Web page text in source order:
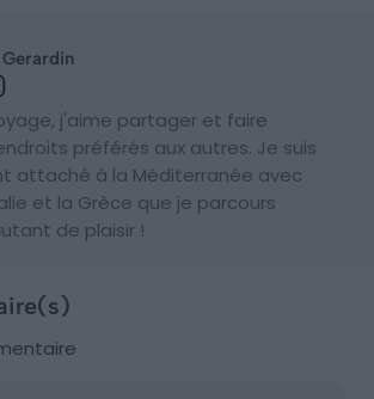
j'aime partager et faire
préférés aux autres. Je suis
attaché à la Méditerranée avec
et la Grèce que je parcours
de plaisir !